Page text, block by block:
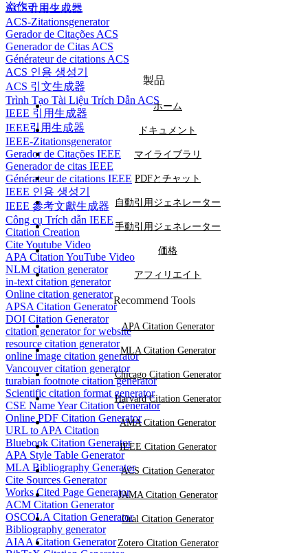
ACS引用生成器
ACS-Zitationsgenerator
Gerador de Citações ACS
Generador de Citas ACS
Générateur de citations ACS
ACS 인용 생성기
ACS 引文生成器
Trình Tạo Tài Liệu Trích Dẫn ACS
IEEE 引用生成器
IEEE引用生成器
IEEE-Zitationsgenerator
Gerador de Citações IEEE
Generador de citas IEEE
Générateur de citations IEEE
IEEE 인용 생성기
IEEE 參考文獻生成器
Công cụ Trích dẫn IEEE
Citation Creation
Cite Youtube Video
APA Citation YouTube Video
NLM citation generator
in-text citation generator
Online citation generator
APSA Citation Generator
DOI Citation Generator
citation generator for website
resource citation generator
online image citation generator
Vancouver citation generator
turabian footnote citation generator
Scientific citation format generator
CSE Name Year Citation Generator
Online PDF Citation Generator
URL to APA Citation
Bluebook Citation Generator
APA Style Table Generator
MLA Bibliography Generator
Cite Sources Generator
Works Cited Page Generator
ACM Citation Generator
OSCOLA Citation Generator
Bibliography generator
AIAA Citation Generator
盗作チェッカー
製品
ホーム
ドキュメント
マイライブラリ
PDFとチャット
自動引用ジェネレーター
手動引用ジェネレーター
価格
アフィリエイト
Recommend Tools
APA Citation Generator
MLA Citation Generator
Chicago Citation Generator
Harvard Citation Generator
AMA Citation Generator
IEEE Citation Generator
ACS Citation Generator
JAMA Citation Generator
Oral Citation Generator
Zotero Citation Generator